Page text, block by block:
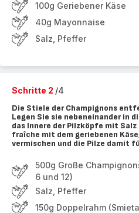
100g Geriebener Käse
40g Mayonnaise
Salz, Pfeffer
Schritte 2 /4
Die Stiele der Champignons
Legen Sie sie nebeneinander in
das Innere der Pilzköpfe mit
fraîche mit dem geriebenen
vermischen und die Pilze damit
500g Große
6 und 12)
Salz, Pfeffer
150g Doppelrahm